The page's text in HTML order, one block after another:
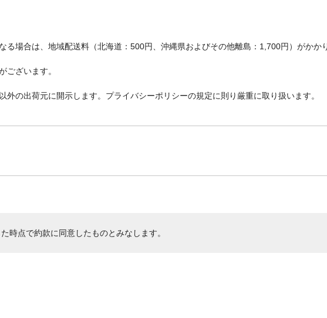
る場合は、地域配送料（北海道：500円、沖縄県およびその他離島：1,700円）がかか
ございます。
の出荷元に開示します。プライバシーポリシーの規定に則り厳重に取り扱います。
時点で約款に同意したものとみなします。